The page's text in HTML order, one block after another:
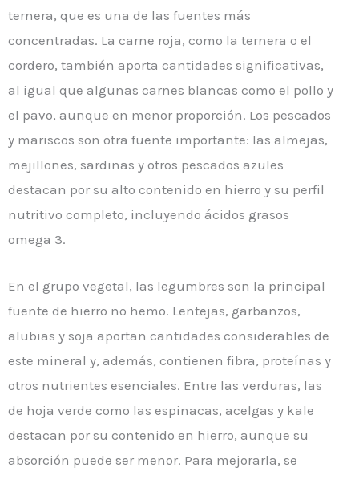
ternera, que es una de las fuentes más
concentradas. La carne roja, como la ternera o el
cordero, también aporta cantidades significativas,
al igual que algunas carnes blancas como el pollo y
el pavo, aunque en menor proporción. Los pescados
y mariscos son otra fuente importante: las almejas,
mejillones, sardinas y otros pescados azules
destacan por su alto contenido en hierro y su perfil
nutritivo completo, incluyendo ácidos grasos
omega 3.
En el grupo vegetal, las legumbres son la principal
fuente de hierro no hemo. Lentejas, garbanzos,
alubias y soja aportan cantidades considerables de
este mineral y, además, contienen fibra, proteínas y
otros nutrientes esenciales. Entre las verduras, las
de hoja verde como las espinacas, acelgas y kale
destacan por su contenido en hierro, aunque su
absorción puede ser menor. Para mejorarla, se